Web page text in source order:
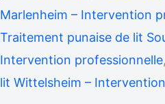
Marlenheim – Intervention
Traitement punaise de lit
Intervention professionnelle,
lit Wittelsheim –